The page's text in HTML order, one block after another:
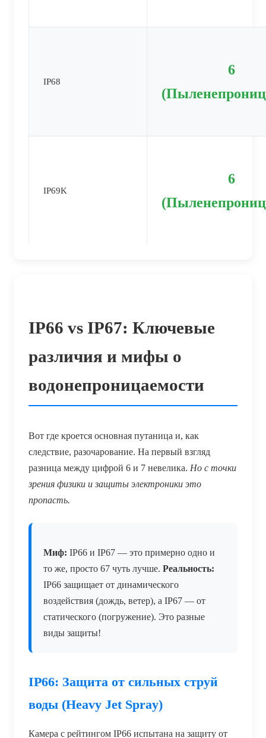
IP68
6
IP69K
6
IP66 vs IP67: Ключевые
различия и мифы о
водонепроницаемости
Вот где кроется основная путаница и, как
следствие, разочарование. На первый взгляд
разница между цифрой 6 и 7 невелика. Но с точки
зрения физики и защиты электроники это
пропасть.
Миф: IP66 и IP67 — это примерно одно и
то же, просто 67 чуть лучше. Реальность:
IP66 защищает от динамического
воздействия (дождь, ветер), а IP67 — от
статического (погружение). Это разные
виды защиты!
IP66: Защита от сильных струй
воды (Heavy Jet Spray)
Камера с рейтингом IP66 испытана на защиту от